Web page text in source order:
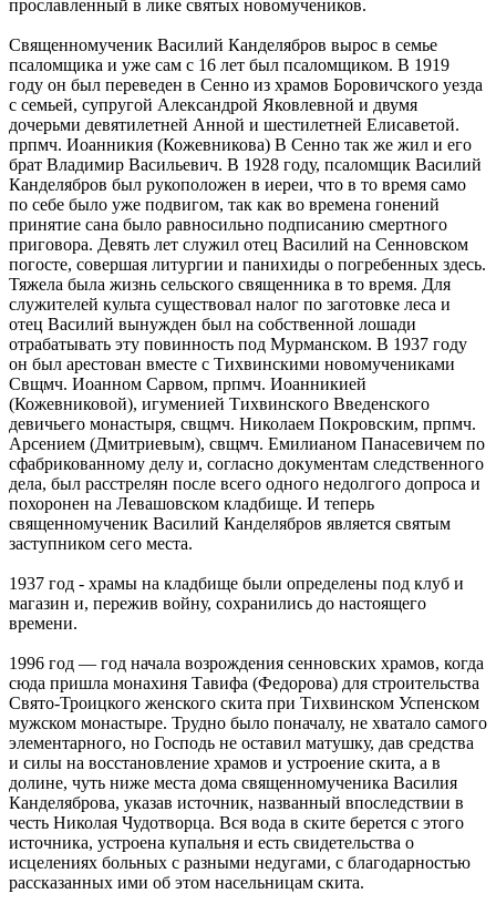
прославленный в лике святых новомучеников.
Священномученик Василий Канделябров вырос в семье
псаломщика и уже сам с 16 лет был псаломщиком. В 1919
году он был переведен в Сенно из храмов Боровичского уезда
с семьей, супругой Александрой Яковлевной и двумя
дочерьми девятилетней Анной и шестилетней Елисаветой.
прпмч. Иоанникия (Кожевникова) В Сенно так же жил и его
брат Владимир Васильевич. В 1928 году, псаломщик Василий
Канделябров был рукоположен в иереи, что в то время само
по себе было уже подвигом, так как во времена гонений
принятие сана было равносильно подписанию смертного
приговора. Девять лет служил отец Василий на Сенновском
погосте, совершая литургии и панихиды о погребенных здесь.
Тяжела была жизнь сельского священника в то время. Для
служителей культа существовал налог по заготовке леса и
отец Василий вынужден был на собственной лошади
отрабатывать эту повинность под Мурманском. В 1937 году
он был арестован вместе с Тихвинскими новомучениками
Свщмч. Иоанном Сарвом, прпмч. Иоанникией
(Кожевниковой), игуменией Тихвинского Введенского
девичьего монастыря, свщмч. Николаем Покровским, прпмч.
Арсением (Дмитриевым), свщмч. Емилианом Панасевичем по
сфабрикованному делу и, согласно документам следственного
дела, был расстрелян после всего одного недолгого допроса и
похоронен на Левашовском кладбище. И теперь
священномученик Василий Канделябров является святым
заступником сего места.
1937 год - храмы на кладбище были определены под клуб и
магазин и, пережив войну, сохранились до настоящего
времени.
1996 год — год начала возрождения сенновских храмов, когда
сюда пришла монахиня Тавифа (Федорова) для строительства
Свято-Троицкого женского скита при Тихвинском Успенском
мужском монастыре. Трудно было поначалу, не хватало самого
элементарного, но Господь не оставил матушку, дав средства
и силы на восстановление храмов и устроение скита, а в
долине, чуть ниже места дома священномученика Василия
Канделяброва, указав источник, названный впоследствии в
честь Николая Чудотворца. Вся вода в ските берется с этого
источника, устроена купальня и есть свидетельства о
исцелениях больных с разными недугами, с благодарностью
рассказанных ими об этом насельницам скита.